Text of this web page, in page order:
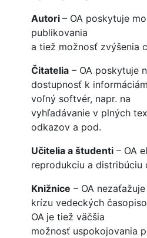
Autori – OA poskytuje
publikovania
a tiež možnosť zvýšenia
Čitatelia – OA poskytuje
dostupnosť k
voľný softvér, napr. na
vyhľadávanie v plných
odkazov a pod.
Učitelia a študenti – OA
reprodukciu a distribúciu
Knižnice – OA
krízu vedeckých
OA je tiež väčšia
možnosť uspokojovania